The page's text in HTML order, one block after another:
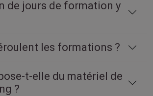
de jours de formation y
les formations ?
t-elle du matériel de
?